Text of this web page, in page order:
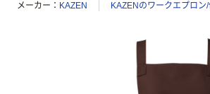
メーカー KAZEN KAZENのワークエプロ